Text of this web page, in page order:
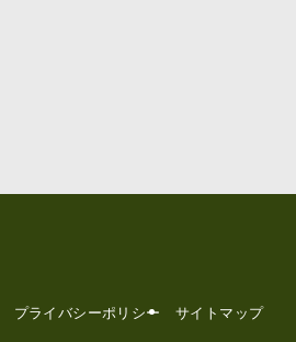
プライバシーポリシー サイトマップ